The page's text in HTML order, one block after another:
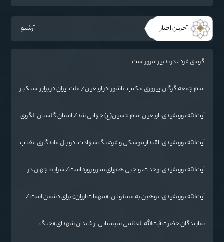
آخرین اخبار آرشیو
گرمای فردا، در تدبیر امروز است
امام جمعه گرگان:پیروزی مکتب عاشورا در اربعین/ ملت ایران در برابر استکبار
آیت‌الله نورمفیدی: اربعین امام حسین(ع) جهانی شد/ استان گلستان الگوی
آیت‌الله نورمفیدی: اقتدار موشکی و فرهنگ شهادت، دو بال ماندگاری انقلاب
آیت‌الله نورمفیدی :وحدت، واجبی هم‌پای نماز و روزه است/ شرایط جهان در
آیت‌الله نورمفیدی: توهین به مسئولان، «مهمات ارزان» برای دشمن است /
نمایندگان حضرت آیت‌الله العظمی سیستانی از خاندان شهدای «جنگ